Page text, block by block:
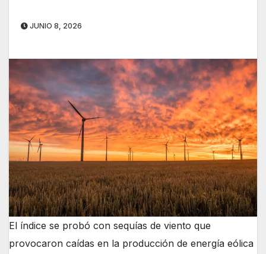
JUNIO 8, 2026
El índice se probó con sequías de viento que
provocaron caídas en la producción de energía eólica